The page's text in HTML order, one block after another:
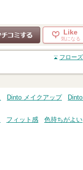
クチコミする
Like
気になる
フロー
Dinto メイクアップ
フィット感 色持ちがよい